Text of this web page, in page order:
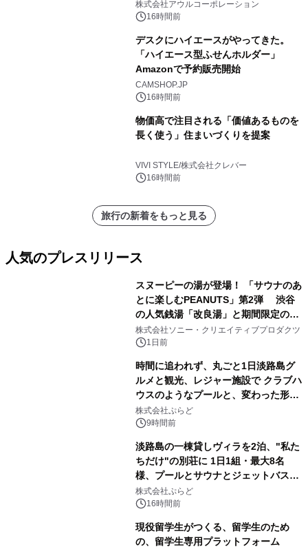
大人の冬旅を。ー夕日ヶ浦温泉「佳松
苑 別邸ふうか」ー
株式会社アウルコーポレーション
16時間前
デスクにハイエースがやってきた。
「ハイエース型ふせんホルダー」
Amazonで予約販売開始
CAMSHOP.JP
16時間前
物価高で注目される「価値あるものを
長く使う」住まいづくりを提案
VIVI STYLE/株式会社クレバー
16時間前
旅行の新着をもっと見る
人気のプレスリリース
スヌーピーの湯が登場！ 「サウナのあ
とに楽しむPEANUTS」第2弾 渋谷
の人気銭湯「改良湯」と期間限定のコ
ラボレーション サウナイキタイコラ
ボグッズも発売決定！
株式会社ソニー・クリエイティブプロダクツ
1日前
時間に追われず、丸ごと1日淡路島グ
ルメと観光、レジャー施設で クラブハ
ウスのようなプールと、変わった形の
サウナも 「THE BOXY AWAJI」のお
得な素泊まり連泊プランで
株式会社ぷらど
9時間前
淡路島の一棟貸しヴィラを2泊、"私た
ちだけ"の別荘に 1日1組・最大8名
様、プールとサウナとジェットバス付
きで Villa Mon Temps AWAJIの連泊
素泊りプラン
株式会社ぷらど
16時間前
現役留学生がつくる、留学生のため
の、留学生専用プラットフォーム